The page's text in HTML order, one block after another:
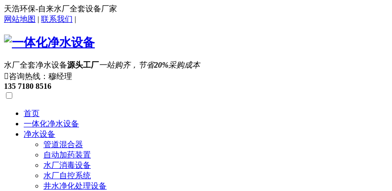
天浩环保-自来水厂全套设备厂家
网站地图 | 联系我们 |
水厂全套净水设备源头工厂一站购齐，节省20%采购成本
咨询热线：穆经理
135 7180 8516
首页
一体化净水设备
净水设备
管道混合器
自动加药装置
水厂消毒设备
水厂自控系统
井水净化处理设备